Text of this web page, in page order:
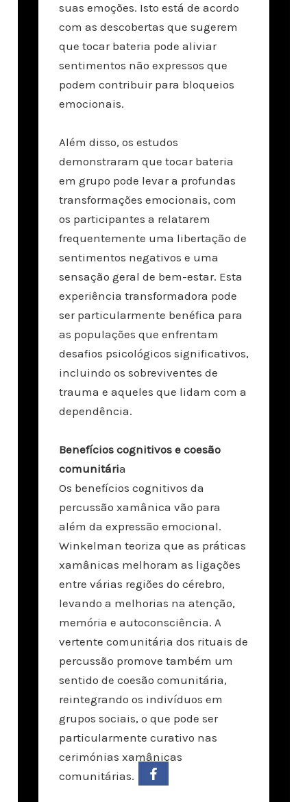
suas emoções. Isto está de acordo
com as descobertas que sugerem
que tocar bateria pode aliviar
sentimentos não expressos que
podem contribuir para bloqueios
emocionais.
Além disso, os estudos
demonstraram que tocar bateria
em grupo pode levar a profundas
transformações emocionais, com
os participantes a relatarem
frequentemente uma libertação de
sentimentos negativos e uma
sensação geral de bem-estar. Esta
experiência transformadora pode
ser particularmente benéfica para
as populações que enfrentam
desafios psicológicos significativos,
incluindo os sobreviventes de
trauma e aqueles que lidam com a
dependência.
Benefícios cognitivos e coesão
comunitária
Os benefícios cognitivos da
percussão xamânica vão para
além da expressão emocional.
Winkelman teoriza que as práticas
xamânicas melhoram as ligações
entre várias regiões do cérebro,
levando a melhorias na atenção,
memória e autoconsciência. A
vertente comunitária dos rituais de
percussão promove também um
sentido de coesão comunitária,
reintegrando os indivíduos em
grupos sociais, o que pode ser
particularmente curativo nas
cerimónias xamânicas
comunitárias.